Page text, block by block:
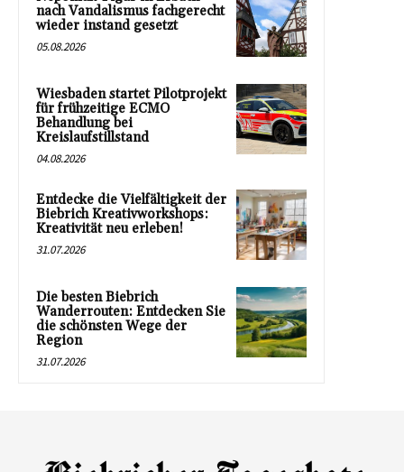
nach Vandalismus fachgerecht
wieder instand gesetzt
05.08.2026
Wiesbaden startet Pilotprojekt
für frühzeitige ECMO
Behandlung bei
Kreislaufstillstand
04.08.2026
Entdecke die Vielfältigkeit der
Biebrich Kreativworkshops:
Kreativität neu erleben!
31.07.2026
Die besten Biebrich
Wanderrouten: Entdecken Sie
die schönsten Wege der
Region
31.07.2026